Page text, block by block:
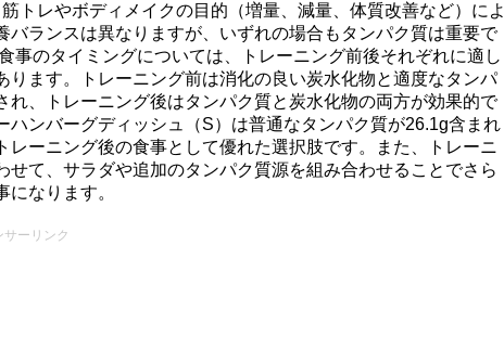
トレやボディメイクの目的（増量、減量、体質改善など）によ
バランスは異なりますが、いずれの場合もタンパク質は重要で
事のタイミングについては、トレーニング前後それぞれに適し
ります。トレーニング前は消化の良い炭水化物と適度なタンパ
れ、トレーニング後はタンパク質と炭水化物の両方が効果的で
ハンバーグディッシュ（S）は普通なタンパク質が26.1g含まれ
レーニング後の食事として優れた選択肢です。また、トレーニ
せて、サラダや追加のタンパク質源を組み合わせることでさら
になります。
サーリンク